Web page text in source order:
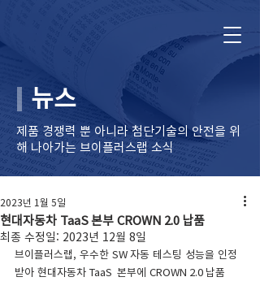
뉴스
제품 경쟁력 뿐 아니라 ​첨단기술의 안전을 위
해 나아가는 브이플러스랩 소식
현대자동차 TaaS 본부 CROWN 2.0 납품
2023년 1월 5일
최종 수정일: 2023년 12월 8일
브이플러스랩, 우수한 SW 자동 테스팅 성능을 인정
받아 현대자동차 TaaS  본부에 CROWN 2.0 납품